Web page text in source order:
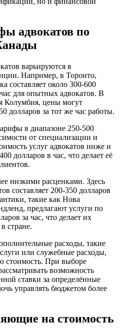
адвокатов по
варьируются в
Например, в Торонто,
составляет около 300-600
для опытных адвокатов. В
Колумбия, цены могут
долларов за тот же час работы.
в диапазоне 250-500
от специализации и
услуг адвокатов ниже и
долларов в час, что делает её
низкими расценками. Здесь
составляет 200-350 долларов
такие как Нова
предлагают услуги по
за час, что делает их
стране.
расходы, такие
или служебные расходы,
стоимость. При выборе
возможность
ставки за определённые
управлять бюджетом более
на стоимость